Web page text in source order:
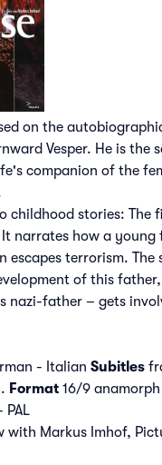
on the
Vesper. He is the
companion of the
childhood stories: The
narrates how a young
escapes terrorism. The
of this
nazi-father – gets
- Italian Subitles
Format 16/9 anamorph
PAL
with Markus Imhof,